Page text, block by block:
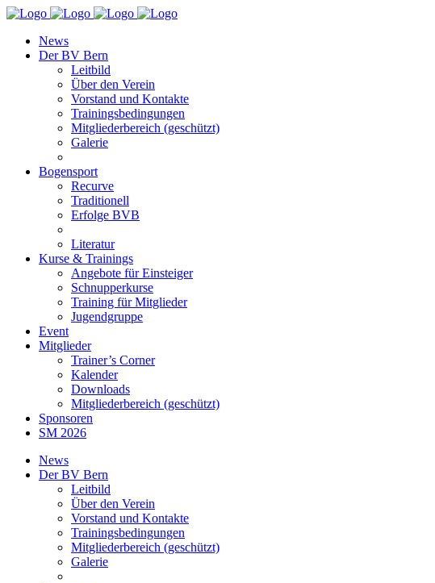
News
Der BV Bern
Leitbild
Über den Verein
Vorstand und Kontakte
Trainingsbedingungen
Mitgliederbereich (geschützt)
Galerie
Bogensport
Recurve
Traditionell
Erfolge BVB
Literatur
Kurse & Trainings
Angebote für Einsteiger
Schnupperkurse
Training für Mitglieder
Jugendgruppe
Event
Mitglieder
Trainer’s Corner
Kalender
Downloads
Mitgliederbereich (geschützt)
Sponsoren
SM 2026
News
Der BV Bern
Leitbild
Über den Verein
Vorstand und Kontakte
Trainingsbedingungen
Mitgliederbereich (geschützt)
Galerie